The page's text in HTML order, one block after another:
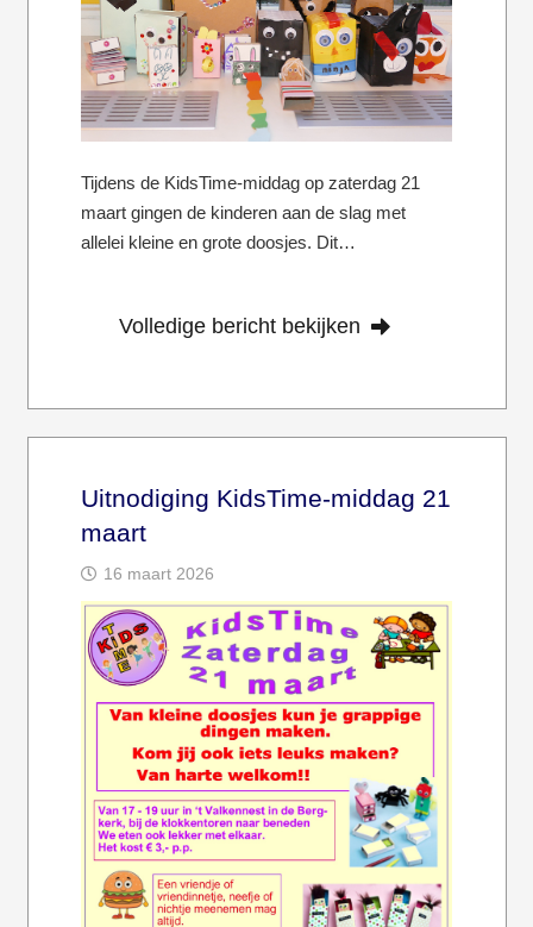
Tijdens de KidsTime-middag op zaterdag 21
maart gingen de kinderen aan de slag met
allelei kleine en grote doosjes. Dit…
Volledige bericht bekijken
Uitnodiging KidsTime-middag 21
maart
16 maart 2026